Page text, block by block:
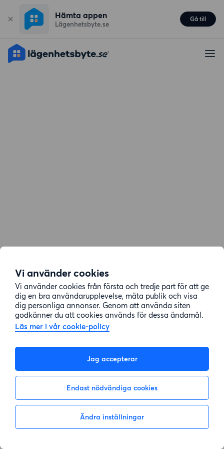
Vi använder cookies
Vi använder cookies från första och tredje part för att ge
dig en bra användarupplevelse, mäta publik och visa
dig personliga annonser. Genom att använda siten
godkänner du att cookies används för dessa ändamål.
Läs mer i vår cookie-policy
Jag accepterar
Endast nödvändiga cookies
Ändra inställningar
Hämta appen
Lägenhetsbyte.se
Gå till